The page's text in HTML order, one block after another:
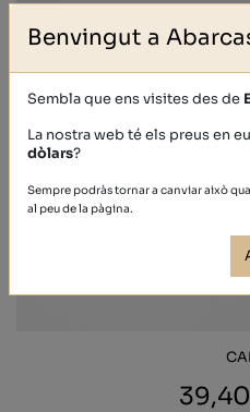
Benvingut a
Sembla que ens visites des de
La nostra web té els preus en
dòlars?
Sempre podràs tornar a canviar això
al peu de la pàgina.